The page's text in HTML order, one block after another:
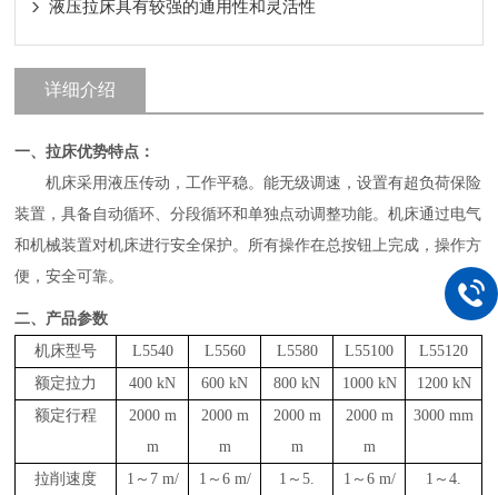
液压拉床具有较强的通用性和灵活性
详细介绍
一、拉床优势特点：
机床采用液压传动，工作平稳。能无级调速，设置有超负荷保险
装置，具备自动循环、分段循环和单独点动调整功能。机床通过电气
和机械装置对机床进行安全保护。所有操作在总按钮上完成，操作方
便，安全可靠。
二、 产品参数
机床型号
L5540 L5560 L5580 L55100
L55120
额定拉力
400 kN 600 kN 800 kN 1000kN 1200kN
额定行程
2000m
m
2000 m
m
2000 m
m
2000 m
m
3000 mm
拉削速度
1～7m/
1～6m/
1～5.
1～6m/
1～4.